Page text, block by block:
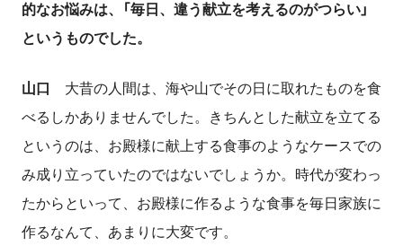
的なお悩みは、「毎日、違う献立を考えるのがつらい」
というものでした。
山口
大昔の人間は、海や山でその日に取れたものを食
べるしかありませんでした。きちんとした献立を立てる
というのは、お殿様に献上する食事のようなケースでの
み成り立っていたのではないでしょうか。時代が変わっ
たからといって、お殿様に作るような食事を毎日家族に
作るなんて、あまりに大変です。